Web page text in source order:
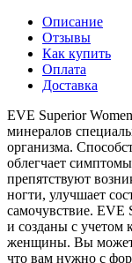
Описание
Отзывы
Как купить
Оплата
Доставка
EVE Superior
минералов
организма.
облегчает
препятствуют
ногти, улучшает
самочувствие. EVE
и созданы с учетом
женщины. Вы
что вам нужно с